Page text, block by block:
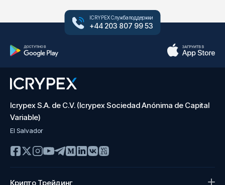
ICRYPEX Служба поддержки
+44 203 807 99 53
Icrypex S.A. de C.V. (Icrypex Sociedad Anónima de Capital
Variable)
El Salvador
Крипто Трейдинг